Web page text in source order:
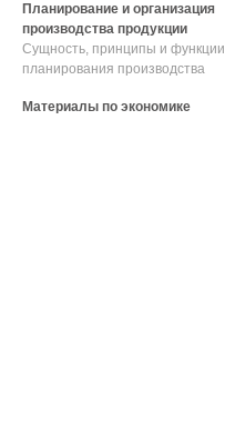
Планирование и организация
производства продукции
Сущность, принципы и функции
планирования производства
Материалы по экономике